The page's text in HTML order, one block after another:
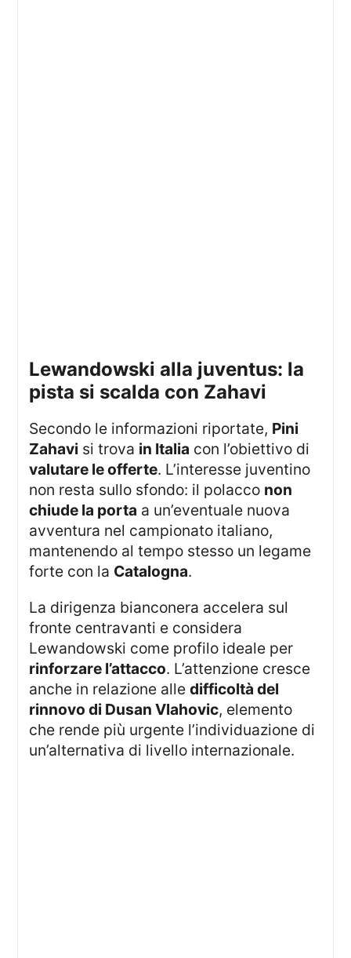
Lewandowski alla juventus: la
pista si scalda con Zahavi
Secondo le informazioni riportate, Pini
Zahavi si trova in Italia con l’obiettivo di
valutare le offerte. L’interesse juventino
non resta sullo sfondo: il polacco non
chiude la porta a un’eventuale nuova
avventura nel campionato italiano,
mantenendo al tempo stesso un legame
forte con la Catalogna.
La dirigenza bianconera accelera sul
fronte centravanti e considera
Lewandowski come profilo ideale per
rinforzare l’attacco. L’attenzione cresce
anche in relazione alledifficoltà del
rinnovo di Dusan Vlahovic, elemento
che rende più urgente l’individuazione di
un’alternativa di livello internazionale.